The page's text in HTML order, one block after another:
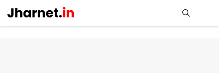
content